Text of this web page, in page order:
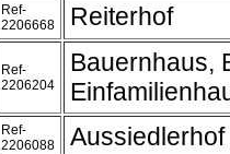
Ref-
2206668
Reiterhof
Ref-
2206204
Bauernhaus,
Ref-
2206088
Aussiedlerhof